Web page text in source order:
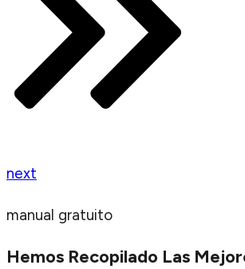
next
manual gratuito
Hemos Recopilado Las